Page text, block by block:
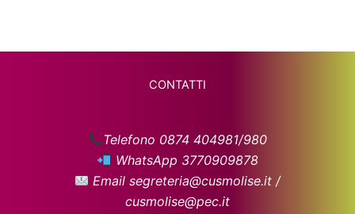
CONTATTI
Telefono 0874 404981/980
WhatsApp 3770909878
Email segreteria@cusmolise.it /
cusmolise@pec.it